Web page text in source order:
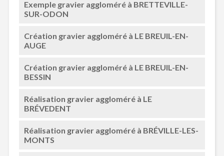
Exemple gravier aggloméré à BRETTEVILLE-
SUR-ODON
Création gravier aggloméré à LE BREUIL-EN-
AUGE
Création gravier aggloméré à LE BREUIL-EN-
BESSIN
Réalisation gravier aggloméré à LE
BRÉVEDENT
Réalisation gravier aggloméré à BRÉVILLE-LES-
MONTS